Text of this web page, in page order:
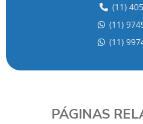
ONDE COMPRAR POLIURETANO
(11)
(11)
(11)
PÁGINAS